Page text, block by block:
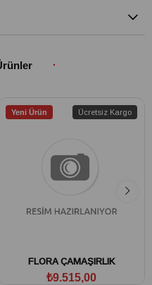
Yeni Ürün Ücretsiz Kargo
FLORA ÇAMAŞIRLIK
₺9.515,00